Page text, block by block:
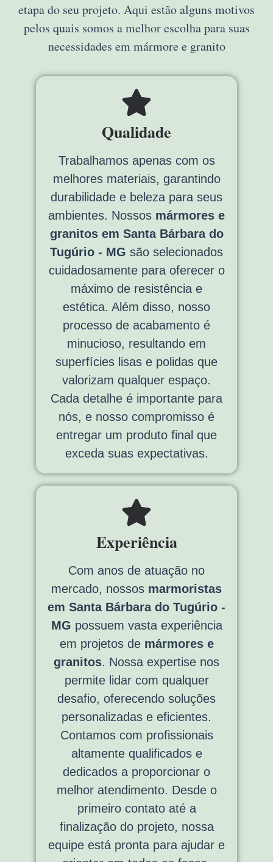
etapa do seu projeto. Aqui estão alguns motivos
pelos quais somos a melhor escolha para suas
necessidades em mármore e granito
Qualidade
Trabalhamos apenas com os
melhores materiais, garantindo
durabilidade e beleza para seus
ambientes. Nossos mármores e
granitos em Santa Bárbara do
Tugúrio - MG são selecionados
cuidadosamente para oferecer o
máximo de resistência e
estética. Além disso, nosso
processo de acabamento é
minucioso, resultando em
superfícies lisas e polidas que
valorizam qualquer espaço.
Cada detalhe é importante para
nós, e nosso compromisso é
entregar um produto final que
exceda suas expectativas.
Experiência
Com anos de atuação no
mercado, nossos marmoristas
em Santa Bárbara do Tugúrio -
MG possuem vasta experiência
em projetos de mármores e
granitos. Nossa expertise nos
permite lidar com qualquer
desafio, oferecendo soluções
personalizadas e eficientes.
Contamos com profissionais
altamente qualificados e
dedicados a proporcionar o
melhor atendimento. Desde o
primeiro contato até a
finalização do projeto, nossa
equipe está pronta para ajudar e